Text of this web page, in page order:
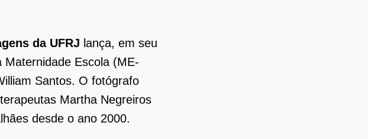
da UFRJ lança, em seu
Maternidade Escola (ME-
Santos. O fotógrafo
Martha Negreiros
desde o ano 2000.